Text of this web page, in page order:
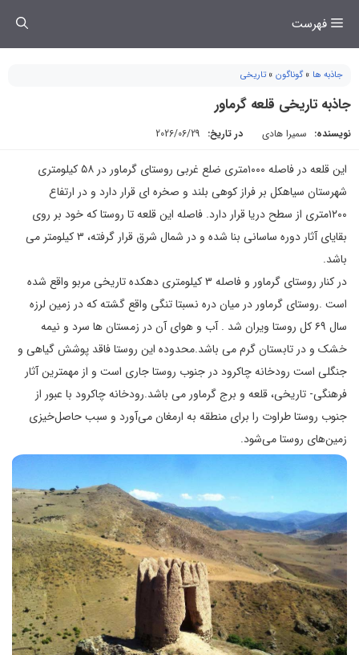
فهرست
جاذبه ها »گوناگون » تاریخی
جاذبه تاریخی قلعه گرماور
نویسنده: سمیرا هادی در تاریخ: 2026/06/29
این قلعه در فاصله ۱۰۰۰متری ضلع غربی روستای گرماور در ۵۸ کیلومتری
شهرستان سیاهکل بر فراز کوهی بلند و صخره ای قرار دارد و در ارتفاع
۱۲۰۰متری از سطح دریا قرار دارد. فاصله این قلعه تا روستا که خود بر روی
بقایای آثار دوره ساسانی بنا شده و در شمال شرق قرار گرفته، ۳ کیلومتر می
باشد.
در کنار روستای گرماور و فاصله ۳ کیلومتری دهکده تاریخی مربو واقع شده
است .روستای گرماور در میان دره نسبتا تنگی واقع گشته که در زمین لرزه
سال ۶۹ کل روستا ویران شد . آب و هوای آن در زمستان ها سرد و نیمه
خشک و در تابستان گرم می باشد.محدوده این روستا فاقد پوشش گیاهی و
جنگلی است رودخانه چاکرود در جنوب روستا جاری است و از مهمترین آثار
فرهنگی- تاریخی، قلعه و برج گرماور می باشد.رودخانه چاکرود با عبور از
جنوب روستا طراوت را برای منطقه به ارمغان می‌آورد و سبب حاصل‌خیزی
زمین‌های روستا می‌شود.